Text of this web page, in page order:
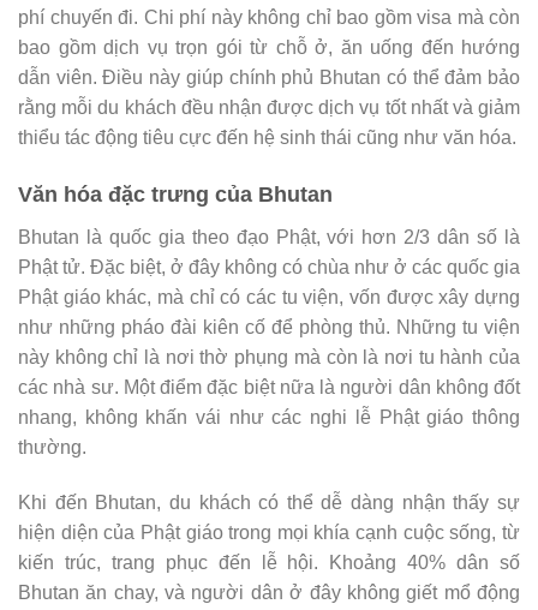
phí chuyến đi. Chi phí này không chỉ bao gồm visa mà còn
bao gồm dịch vụ trọn gói từ chỗ ở, ăn uống đến hướng
dẫn viên. Điều này giúp chính phủ Bhutan có thể đảm bảo
rằng mỗi du khách đều nhận được dịch vụ tốt nhất và giảm
thiểu tác động tiêu cực đến hệ sinh thái cũng như văn hóa.
Văn hóa đặc trưng của Bhutan
Bhutan là quốc gia theo đạo Phật, với hơn 2/3 dân số là
Phật tử. Đặc biệt, ở đây không có chùa như ở các quốc gia
Phật giáo khác, mà chỉ có các tu viện, vốn được xây dựng
như những pháo đài kiên cố để phòng thủ. Những tu viện
này không chỉ là nơi thờ phụng mà còn là nơi tu hành của
các nhà sư. Một điểm đặc biệt nữa là người dân không đốt
nhang, không khấn vái như các nghi lễ Phật giáo thông
thường.
Khi đến Bhutan, du khách có thể dễ dàng nhận thấy sự
hiện diện của Phật giáo trong mọi khía cạnh cuộc sống, từ
kiến trúc, trang phục đến lễ hội. Khoảng 40% dân số
Bhutan ăn chay, và người dân ở đây không giết mổ động